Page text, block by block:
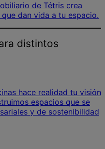
de Tétris crea
dan vida a tu espacio.
distintos
hace realidad tu visión
espacios que se
y de sostenibilidad